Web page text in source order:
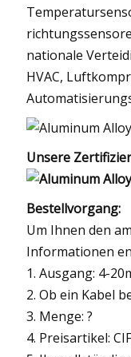
nationale
HVAC,
Unsere
Bestellvorgang:
Um Ihnen den
Informationen
1. Ausgang: 4-
2. Ob ein Kabel
3. Menge: ?
4. Preisartikel: